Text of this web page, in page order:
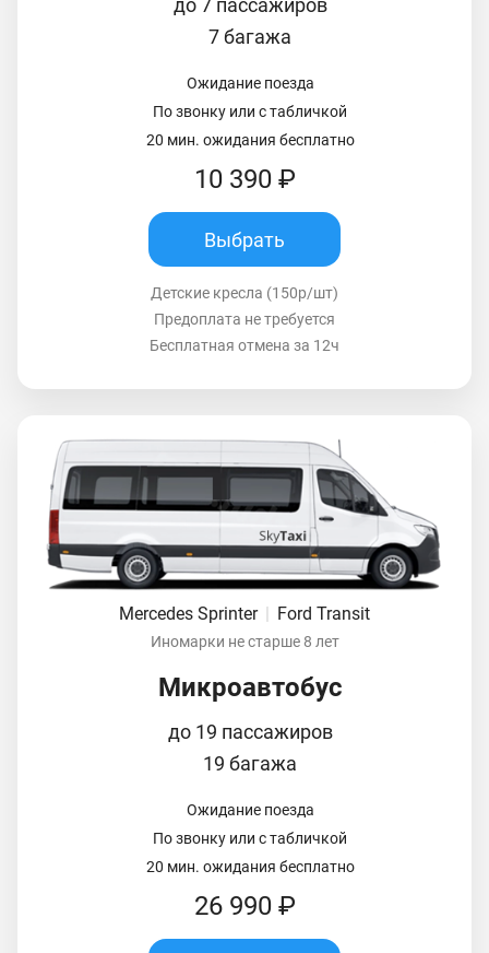
до 7 пассажиров
7 багажа
Ожидание поезда
По звонку или с табличкой
20 мин. ожидания бесплатно
10 390 ₽
Выбрать
Детские кресла (150р/шт)
Предоплата не требуется
Бесплатная отмена за 12ч
Mercedes Sprinter | Ford Transit
Иномарки не старше 8 лет
Микроавтобус
до 19 пассажиров
19 багажа
Ожидание поезда
По звонку или с табличкой
20 мин. ожидания бесплатно
26 990 ₽